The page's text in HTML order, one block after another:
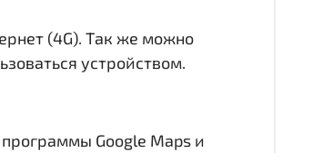
(4G). Так же можно
устройством.
Google Maps и